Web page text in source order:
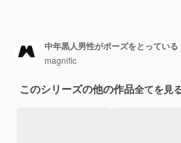
中年黒人男性がポーズをとっている
magnific
このシリーズの他の作品全てを見